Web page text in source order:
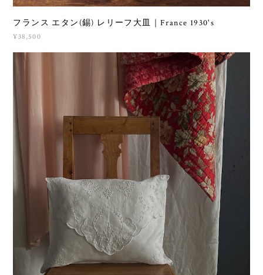
フランス エタン(錫) レリーフ大皿｜France 1930's
¥38,500